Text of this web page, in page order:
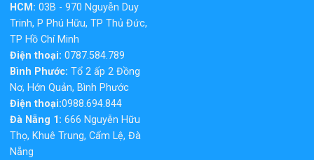
HCM: 03B - 970 Nguyễn Duy
Trinh, P Phú Hữu, TP Thủ Đức,
TP Hồ Chí Minh
Điện thoại: 0787.584.789
Bình Phước: Tổ 2 ấp 2 Đồng
Nơ, Hớn Quản, Bình Phước
Điện thoại:0988.694.844
Đà Nẵng 1: 666 Nguyễn Hữu
Thọ, Khuê Trung, Cẩm Lệ, Đà
Nẵng